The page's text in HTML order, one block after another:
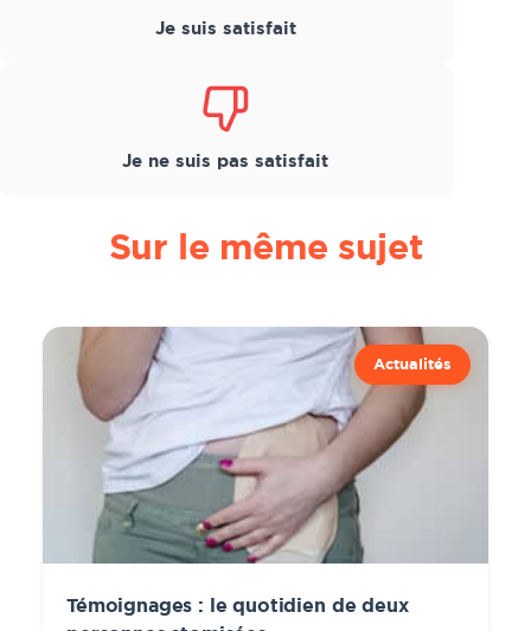
Je suis satisfait
Je ne suis pas satisfait
Sur le même sujet
Actualités
Témoignages : le quotidien de deux